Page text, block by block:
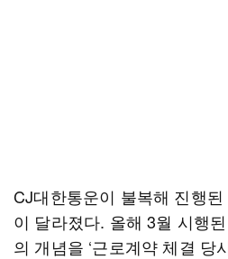
CJ대한통운이 불복해 진행
이 달라졌다. 올해 3월 시행
의 개념을 ‘근로계약 체결 당